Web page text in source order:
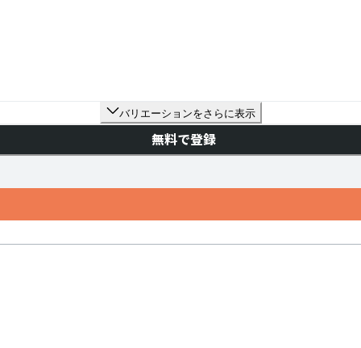
バリエーションをさらに表示
無料で登録